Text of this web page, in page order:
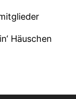
Häuschen